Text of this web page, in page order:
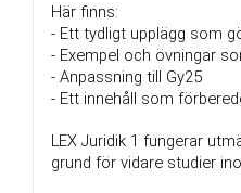
Här finns:
- Ett tydligt upplägg som
- Exempel och övningar
- Anpassning till Gy25
- Ett innehåll som
LEX Juridik 1 fungerar
grund för vidare studier